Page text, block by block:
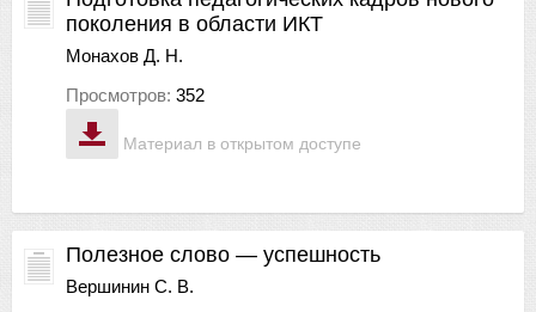
Материал в открытом доступе
поколения в области ИКТ
Монахов Д. Н.
Просмотров: 352
Полезное слово — успешность
Вершинин С. В.